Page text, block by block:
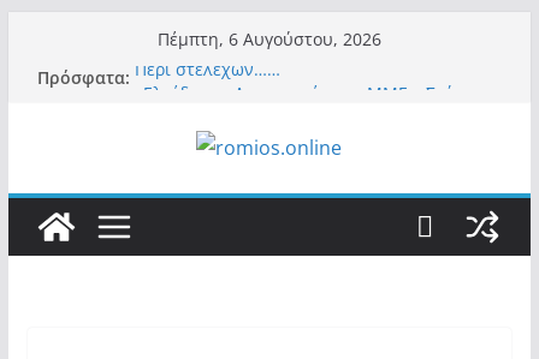
περιεχόμενο
Πέμπτη, 6 Αυγούστου, 2026
Πρόσφατα: Περί στελεχών……
το διεφθαρμένο σύστημα εξουσίας»
Κασιδιάρη – Οι ένοικοι του Μαξίμου σε
πανικό, πατριωτικό τσουνάμι σαρώνει την